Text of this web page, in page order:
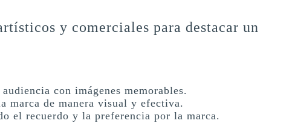
y comerciales para destacar un
con imágenes memorables.
marca de manera visual y efectiva.
el recuerdo y la preferencia por la marca.